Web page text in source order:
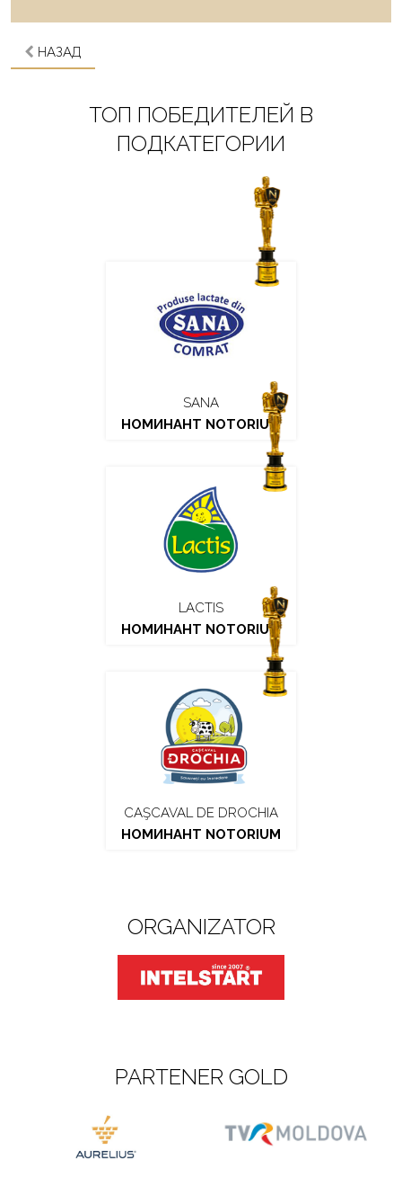
НАЗАД
ТОП ПОБЕДИТЕЛЕЙ В
ПОДКАТЕГОРИИ
SANA
НОМИНАНТ NOTORIUM
LACTIS
НОМИНАНТ NOTORIUM
CAŞCAVAL DE DROCHIA
НОМИНАНТ NOTORIUM
ORGANIZATOR
PARTENER GOLD